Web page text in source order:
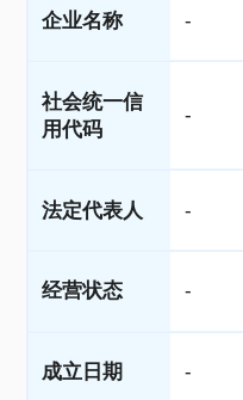
企业名称 -
社会统一信
用代码
-
法定代表人 -
经营状态 -
成立日期 -